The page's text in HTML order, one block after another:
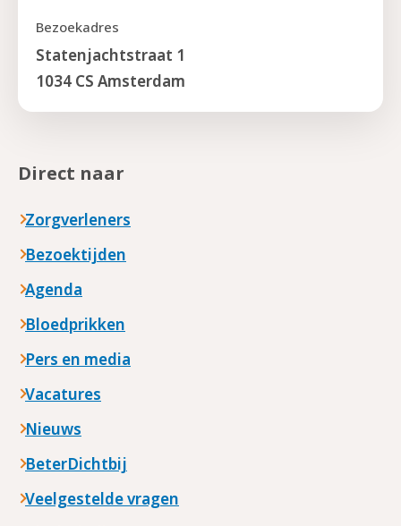
Bezoekadres
Statenjachtstraat 1
1034 CS Amsterdam
Direct naar
Zorgverleners
Bezoektijden
Agenda
Bloedprikken
Pers en media
Vacatures
Nieuws
BeterDichtbij
Veelgestelde vragen